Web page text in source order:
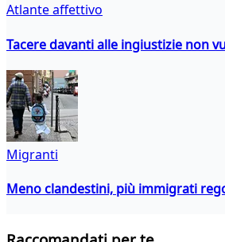
Atlante affettivo
Tacere davanti alle ingiustizie non
Migranti
Meno clandestini, più immigrati